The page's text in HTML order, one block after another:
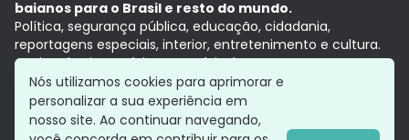
baianos para o Brasil e resto do mundo.
Política, segurança pública, educação, cidadania,
reportagens especiais, interior, entretenimento e cultura.
Aqui, tudo vira notícia e a notícia é no tempo presente,
com a credibilidade do Grupo Aratu.
Grupo Aratu
Política de privacidade
Nós utilizamos cookies para aprimorar e
personalizar a sua experiência em
nosso site. Ao continuar navegando,